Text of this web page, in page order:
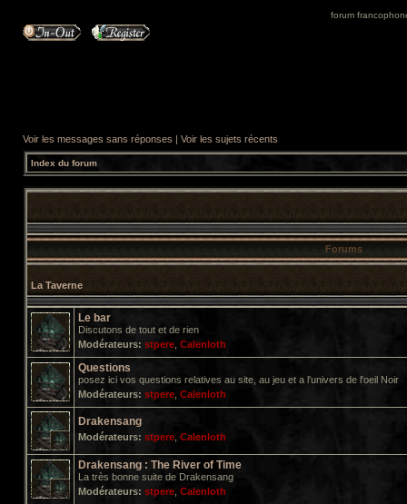
forum
Voir les messages sans réponses | Voir les sujets récents
Index du forum
Forums
La Taverne
Le bar
Discutons de tout et de rien
Modérateurs: stpere Calenloth
Questions
posez ici vos questions relatives au site, au jeu et a l'univers de l'oeil Noir
Modérateurs: stpere Calenloth
Drakensang
Modérateurs: stpere Calenloth
Drakensang : The River of Time
La très bonne suite de Drakensang
Modérateurs: stpere Calenloth